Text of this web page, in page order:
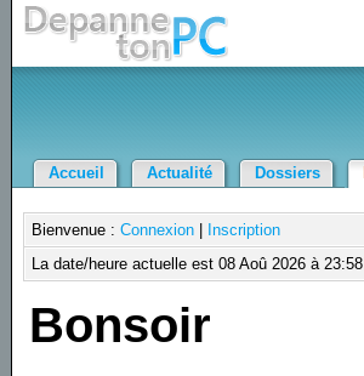
Accueil Actualité Dossiers
Bienvenue :Connexion
Inscription
La date/heure actuelle est 08 Aoû 2026 à 23:58
Bonsoir